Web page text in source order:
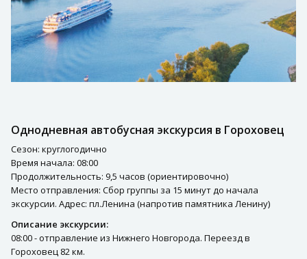
Однодневная автобусная экскурсия в Гороховец
Сезон: круглогодично
Время начала: 08:00
Продолжительность: 9,5 часов (ориентировочно)
Место отправления: Сбор группы за 15 минут до начала
экскурсии. Адрес: пл.Ленина (напротив памятника Ленину)
Описание экскурсии:
08:00 - отправление из Нижнего Новгорода. Переезд в
Гороховец 82 км.